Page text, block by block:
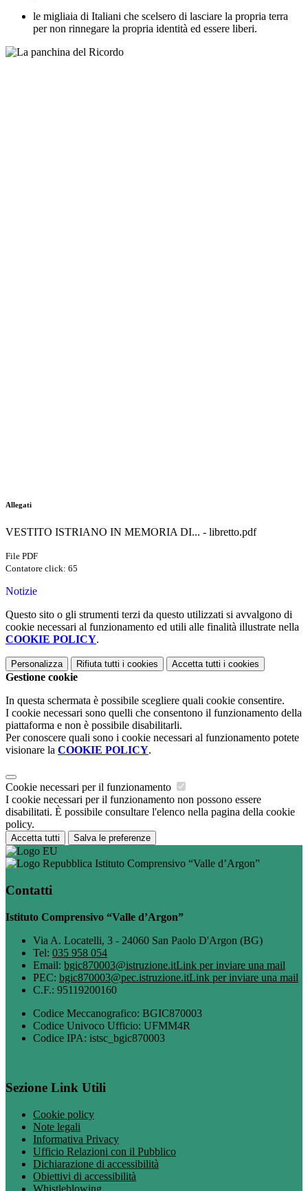
le migliaia di Italiani che scelsero di lasciare la propria terra
per non rinnegare la propria identità ed essere liberi.
Allegati
VESTITO ISTRIANO IN MEMORIA DI... - libretto.pdf
File PDF
Contatore click: 65
Notizie
Questo sito o gli strumenti terzi da questo utilizzati si avvalgono di
cookie necessari al funzionamento ed utili alle finalità illustrate nella
COOKIE POLICY.
Personalizza Rifiuta tutti i cookies Accetta tutti i cookies
Gestione cookie
In questa schermata è possibile scegliere quali cookie consentire.
I cookie necessari sono quelli che consentono il funzionamento della
piattaforma e non è possibile disabilitarli.
Per conoscere quali sono i cookie necessari al funzionamento potete
visionare la COOKIE POLICY.
Cookie necessari per il funzionamento
I cookie necessari per il funzionamento non possono essere
disabilitati. È possibile consultare l'elenco nella pagina della cookie
policy.
Accetta tutti Salva le preferenze
Istituto Comprensivo “Valle d’Argon”
Contatti
Istituto Comprensivo “Valle d’Argon”
Via A. Locatelli, 3 - 24060 San Paolo D'Argon (BG)
Tel: 035 958 054
Email: bgic870003@istruzione.itLink per inviare una mail
PEC: bgic870003@pec.istruzione.itLink per inviare una mail
C.F.: 95119200160
Codice Meccanografico: BGIC870003
Codice Univoco Ufficio: UFMM4R
Codice IPA: istsc_bgic870003
Sezione Link Utili
Cookie policy
Note legali
Informativa Privacy
Ufficio Relazioni con il Pubblico
Dichiarazione di accessibilità
Obiettivi di accessibilità
Whistleblowing